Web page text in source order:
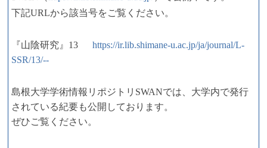
下記URLから該当号をご覧ください。
『山陰研究』13 https://ir.lib.shimane-u.ac.jp/ja/journal/L-
SSR/13/--
島根大学学術情報リポジトリSWANでは、大学内で発行
されている紀要も公開しております。
ぜひご覧ください。